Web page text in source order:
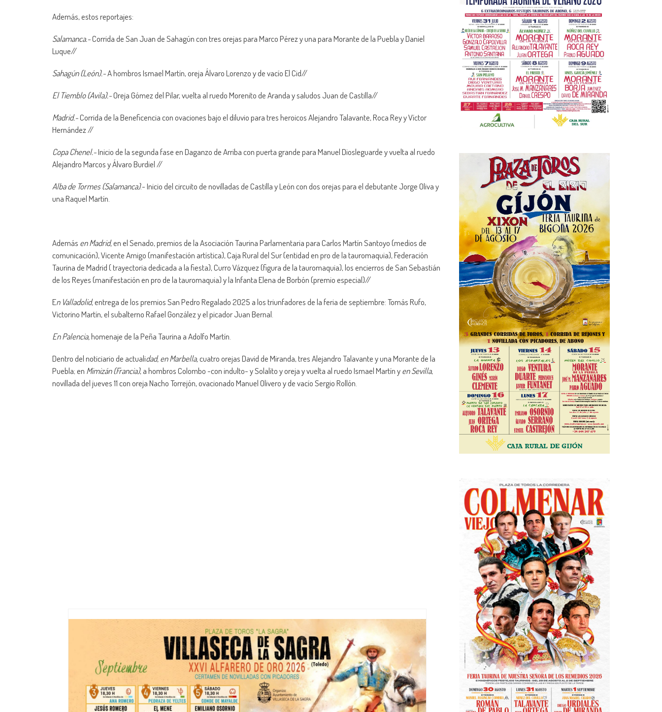
Además, estos reportajes:
Salamanca.-Corrida de San Juan de Sahagún con tres orejas para Marco Pérez y una para Morante de la Puebla y Daniel
Luque//
Sahagún (León).-A hombros Ismael Martín, oreja Álvaro Lorenzo y de vacío El Cid//
El Tiemblo (Avila).-Oreja Gómez del Pilar, vuelta al ruedo Morenito de Aranda y saludos Juan de Castilla//
Madrid.-Corrida de la Beneficencia con ovaciones bajo el diluvio para tres heroicos Alejandro Talavante, Roca Rey y Víctor
Hernández //
Copa Chenel.-Inicio de la segunda fase en Daganzo de Arriba con puerta grande para Manuel Diosleguarde y vuelta al ruedo
Alejandro Marcos y Álvaro Burdiel //
Alba de Tormes (Salamanca).- Inicio del circuito de novilladas de Castilla y León con dos orejas para el debutante Jorge Oliva y
una Raquel Martín.
Además en Madrid,en el Senado, premios de la Asociación Taurina Parlamentaria para Carlos Martín Santoyo (medios de
comunicación), Vicente Amigo (manifestación artística), Caja Rural del Sur (entidad en pro de la tauromaquia), Federación
Taurina de Madrid ( trayectoria dedicada a la fiesta), Curro Vázquez (figura de la tauromaquia), los encierros de San Sebastián
de los Reyes (manifestación en pro de la tauromaquia) y la Infanta Elena de Borbón (premio especial)//
En Valladolid,entrega de los premios San Pedro Regalado 2025 a los triunfadores de la feria de septiembre: Tomás Rufo,
Victorino Martín, el subalterno Rafael González y el picador Juan Bernal.
En Palencia,homenaje de la Peña Taurina a Adolfo Martín.
Dentro del noticiario de actualidad, en Marbella,cuatro orejas David de Miranda, tres Alejandro Talavante y una Morante de la
Puebla; en Mimizán (Francia), a hombros Colombo -con indulto- y Solalito y oreja y vuelta al ruedo Ismael Martín yen Sevilla,
novillada del jueves 11 con oreja Nacho Torrejón, ovacionado Manuel Olivero y de vacío Sergio Rollón.